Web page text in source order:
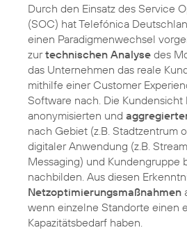
Durch den Einsatz des Service
(SOC) hat Telefónica
einen Paradigmenwechsel
zurtechnischen Analyse des
das Unternehmen das reale
mithilfe einer Customer
Software nach. Die Kundensicht
anonymisierten und
nach Gebiet (z.B. Stadtzentrum
digitaler Anwendung (z.B.
Messaging) und Kundengruppe
nachbilden. Aus diesen
Netzoptimierungsmaßnahmen
wenn einzelne Standorte einen
Kapazitätsbedarf haben.